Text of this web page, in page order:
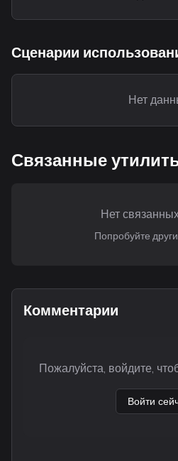
Сценарии
Нет
Связанные
Нет
Попробуйте
Комментарии
Пожалуйста, войдите,
Войти